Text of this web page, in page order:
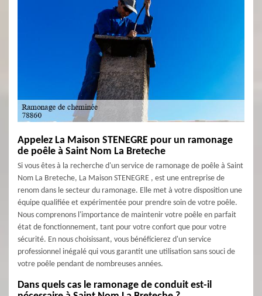
Appelez La Maison STENEGRE pour un ramonage
de poêle à Saint Nom La Breteche
Si vous êtes à la recherche d'un service de ramonage de poêle à Saint
Nom La Breteche, La Maison STENEGRE , est une entreprise de
renom dans le secteur du ramonage. Elle met à votre disposition une
équipe qualifiée et expérimentée pour prendre soin de votre poêle.
Nous comprenons l'importance de maintenir votre poêle en parfait
état de fonctionnement, tant pour votre confort que pour votre
sécurité. En nous choisissant, vous bénéficierez d'un service
professionnel inégalé qui vous garantit une utilisation sans souci de
votre poêle pendant de nombreuses années.
Dans quels cas le ramonage de conduit est-il